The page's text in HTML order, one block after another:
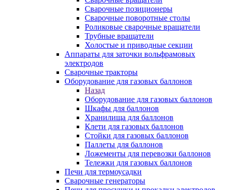
Сварочные позиционеры
Сварочные поворотные столы
Роликовые сварочные вращатели
Трубные вращатели
Холостые и приводные секции
Аппараты для заточки вольфрамовых
электродов
Сварочные тракторы
Оборудование для газовых баллонов
Назад
Оборудование для газовых баллонов
Шкафы для баллонов
Хранилища для баллонов
Клети для газовых баллонов
Стойки для газовых баллонов
Паллеты для баллонов
Ложементы для перевозки баллонов
Тележки для газовых баллонов
Печи для термоусадки
Сварочные генераторы